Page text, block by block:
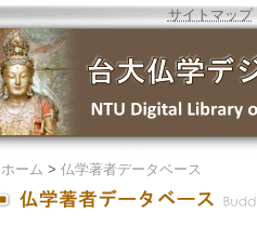
サイトマップ
ホーム > 仏学著者データベース